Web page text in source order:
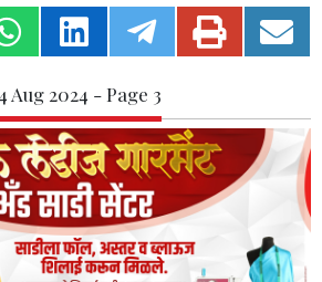
2024 - Page 3